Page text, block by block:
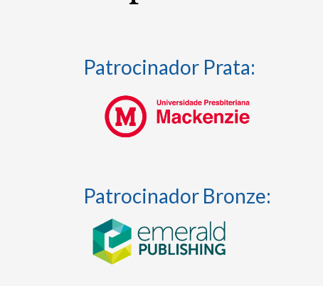
Patrocinador Prata:
Patrocinador Bronze: